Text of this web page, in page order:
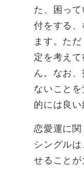
た、困っ
付をする
ます。た
定を考え
ん。なお
ないこと
的には良い
恋愛運に関
シングル
せること